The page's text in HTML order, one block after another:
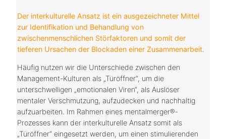
Der interkulturelle Ansatz ist ein ausgezeichneter Mittel
zur Identifikation und Behandlung von
zwischenmenschlichen Störfaktoren und somit der
tieferen Ursachen der Blockaden einer Zusammenarbeit.
Häufig nutzen wir die Unterschiede zwischen den
Management-Kulturen als „Türöffner“, um die
unterschwelligen „emotionalen Viren“, als Auslöser
mentaler Verschmutzung, aufzudecken und nachhaltig
aufzuarbeiten. Im Rahmen eines mentalmerger®-
Prozesses kann der interkulturelle Ansatz somit als
„Türöffner“ eingesetzt werden, um einen stimulierenden